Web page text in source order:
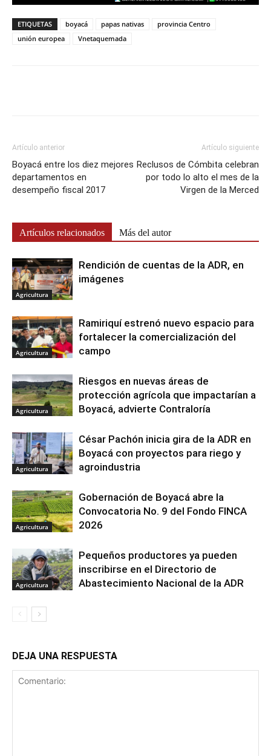
ETIQUETAS boyacá papas nativas
provincia Centro
unión europea
Vnetaquemada
Artículo anterior
Boyacá entre los diez mejores
departamentos en
desempeño fiscal 2017
Artículo siguiente
Reclusos de Cómbita celebran
por todo lo alto el mes de la
Virgen de la Merced
Artículos relacionados Más del autor
Agricultura
Rendición de cuentas de la ADR, en
imágenes
Agricultura
Ramiriquí estrenó nuevo espacio para
fortalecer la comercialización del
campo
Agricultura
Riesgos en nuevas áreas de
protección agrícola que impactarían a
Boyacá, advierte Contraloría
Agricultura
César Pachón inicia gira de la ADR en
Boyacá con proyectos para riego y
agroindustria
Agricultura
Gobernación de Boyacá abre la
Convocatoria No. 9 del Fondo FINCA
2026
Agricultura
Pequeños productores ya pueden
inscribirse en el Directorio de
Abastecimiento Nacional de la ADR
DEJA UNA RESPUESTA